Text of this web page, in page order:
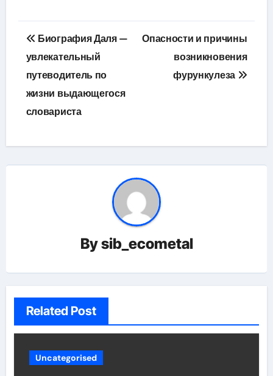
Навигация
по
записям
Биография Даля —
увлекательный
путеводитель по
жизни выдающегося
словариста
Опасности и причины
возникновения
фурункулеза
Bysib_ecometal
Related Post
Uncategorised